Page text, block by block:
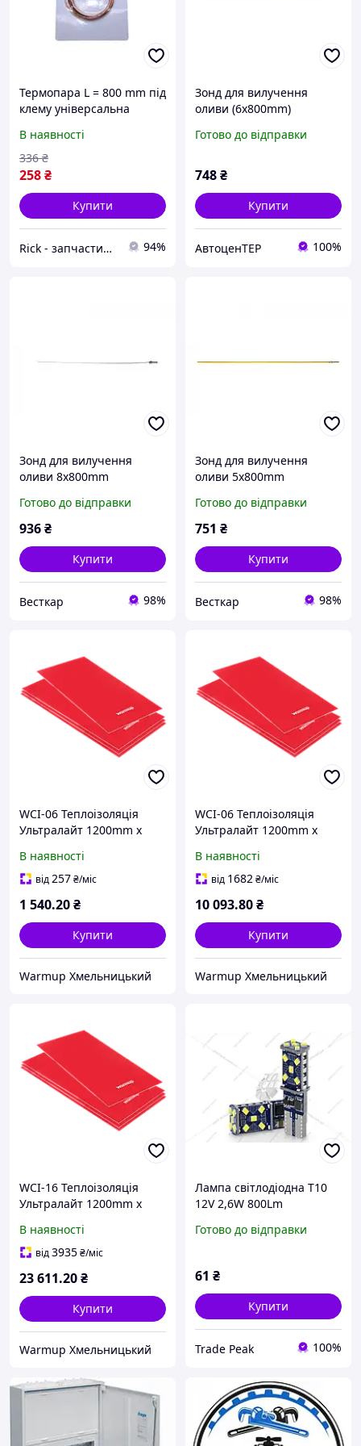
Термопара L = 800 mm під
клему універсальна
(01TC27)
В наявності
258₴
336 ₴
Купити
Rick - запчастини та аксесуари до побутової техніки. 94%
Зонд для вилучення
оливи (6x800mm)
Готово до відправки
748₴
Купити
АвтоценТЕР 100%
Зонд для вилучення
оливи 8x800mm
Готово до відправки
936₴
Купити
Весткар 98%
Зонд для вилучення
оливи 5x800mm
Готово до відправки
751 ₴
Купити
Весткар 98%
WCI-06 Теплоізоляція
Ультралайт 1200mm x
1 пластина.
В наявності
від257₴/міс
1 540.20₴
Купити
Warmup Хмельницький
WCI-06 Теплоізоляція
Ультралайт 1200mm x
6 пластн.
В наявності
від 1682₴/міс
10 093.80₴
Купити
Warmup Хмельницький
WCI-16 Теплоізоляція
Ультралайт 1200mm x
16 пластн.
В наявності
від3935₴/міс
23 611.20₴
Купити
Warmup Хмельницький
Лампа світлодіодна T10
12V 2,6W 800Lm
(кратно 2) WANLANDA
Готово до відправки
61 ₴
Купити
Trade Peak 100%